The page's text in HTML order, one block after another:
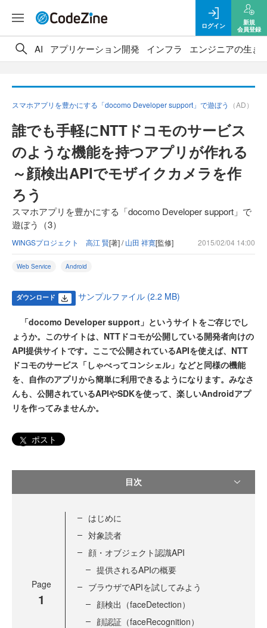
ログイン
新規
会員登録
AI アプリケーション開発 インフラ エンジニアの生き
スマホアプリを豊かにする「docomo Developer support」で遊ぼう （AD）
誰でも手軽にNTTドコモのサービス
のような機能を持つアプリが作れる
～顔検出APIでモザイクカメラを作
ろう
スマホアプリを豊かにする「docomo Developer support」で
遊ぼう（3）
WINGSプロジェクト 高江 賢[著] /山田 祥寛[監修] 2015/02/04 14:00
Web Service Android
ダウンロード サンプルファイル (2.2 MB)
「docomo Developer support」というサイトをご存じでし
ょうか。このサイトは、NTTドコモが公開している開発者向けの
API提供サイトです。ここで公開されているAPIを使えば、NTT
ドコモのサービス「しゃべってコンシェル」などと同様の機能
を、自作のアプリから簡単に利用できるようになります。みなさ
んも、公開されているAPIやSDKを使って、楽しいAndroidアプ
リを作ってみませんか。
ポスト
目次
Page
1
はじめに
対象読者
顔・オブジェクト認識API
提供されるAPIの概要
ブラウザでAPIを試してみよう
顔検出（faceDetection）
顔認証（faceRecognition）